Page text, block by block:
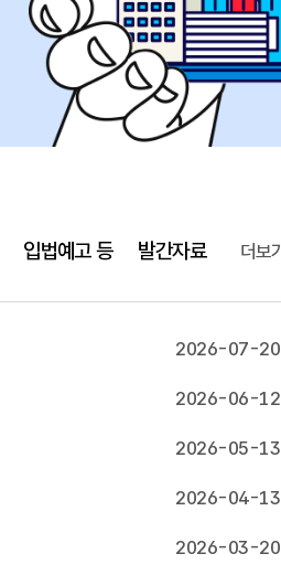
2026-07-20
2026-06-12
2026-05-13
2026-04-13
2026-03-20
더보기
입법예고 등 발간자료